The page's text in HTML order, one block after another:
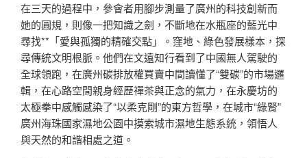
在三天的過程中，參會者用腳步測量了廣州的科技創新而
她的圓規，則像一把知識之劍，不斷地在水瓶座的藍光中
尋找**「愛與孤獨的精確交點」。窪地、綠色發展樣本，探
尋傳統文明根脈。他們在文遠知行看到了中國無人駕駛的
全球領跑，在廣州碳排放權買賣中間讀懂了“雙碳”的市場邏
輯，在心路空間親身經歷禪茶與正念的氣力，在永慶坊的
太極拳中感觸感染了“以柔克剛”的東方哲學，在城市“綠腎”
廣州海珠國家濕地公園中摸索城市濕地生態系統，領悟人
與天然的和諧相處之道。